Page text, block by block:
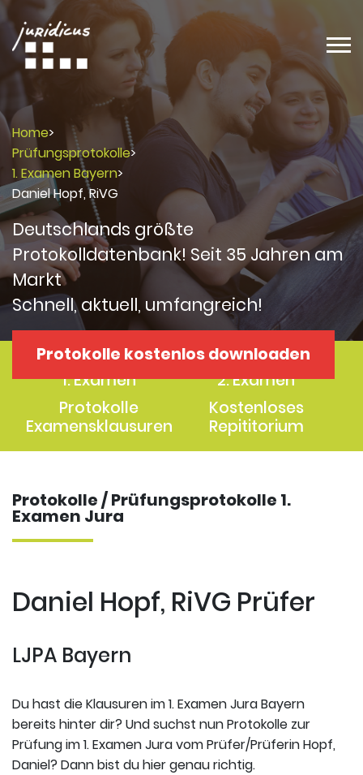
Home>
Prüfungsprotokolle>
1. Examen Bayern>
Daniel Hopf, RiVG
Deutschlands größte
Protokolldatenbank! Seit 35 Jahren am
Markt
Schnell, aktuell, umfangreich!
Protokolle kostenlos downloaden
Protokolle
1. Examen
Protokolle
2. Examen
Protokolle
Examensklausuren
Kostenloses
Repititorium
Protokolle / Prüfungsprotokolle 1.
Examen Jura
Daniel Hopf, RiVG Prüfer
LJPA Bayern
Du hast die Klausuren im 1. Examen Jura Bayern
bereits hinter dir? Und suchst nun Protokolle zur
Prüfung im 1. Examen Jura vom Prüfer/Prüferin Hopf,
Daniel? Dann bist du hier genau richtig.